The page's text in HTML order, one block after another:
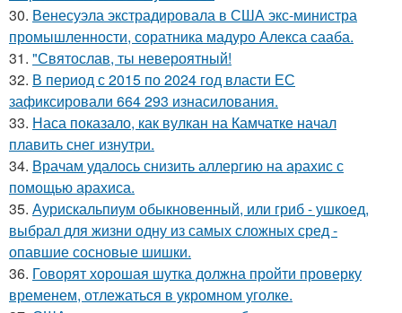
30. Венесуэла экстрадировала в США экс-министра
промышленности, соратника мадуро Алекса сааба.
31. "Святослав, ты невероятный!
32. В период с 2015 по 2024 год власти ЕС
зафиксировали 664 293 изнасилования.
33. Наса показало, как вулкан на Камчатке начал
плавить снег изнутри.
34. Врачам удалось снизить аллергию на арахис с
помощью арахиса.
35. Аурискальпиум обыкновенный, или гриб - ушкоед,
выбрал для жизни одну из самых сложных сред -
опавшие сосновые шишки.
36. Говорят хорошая шутка должна пройти проверку
временем, отлежаться в укромном уголке.